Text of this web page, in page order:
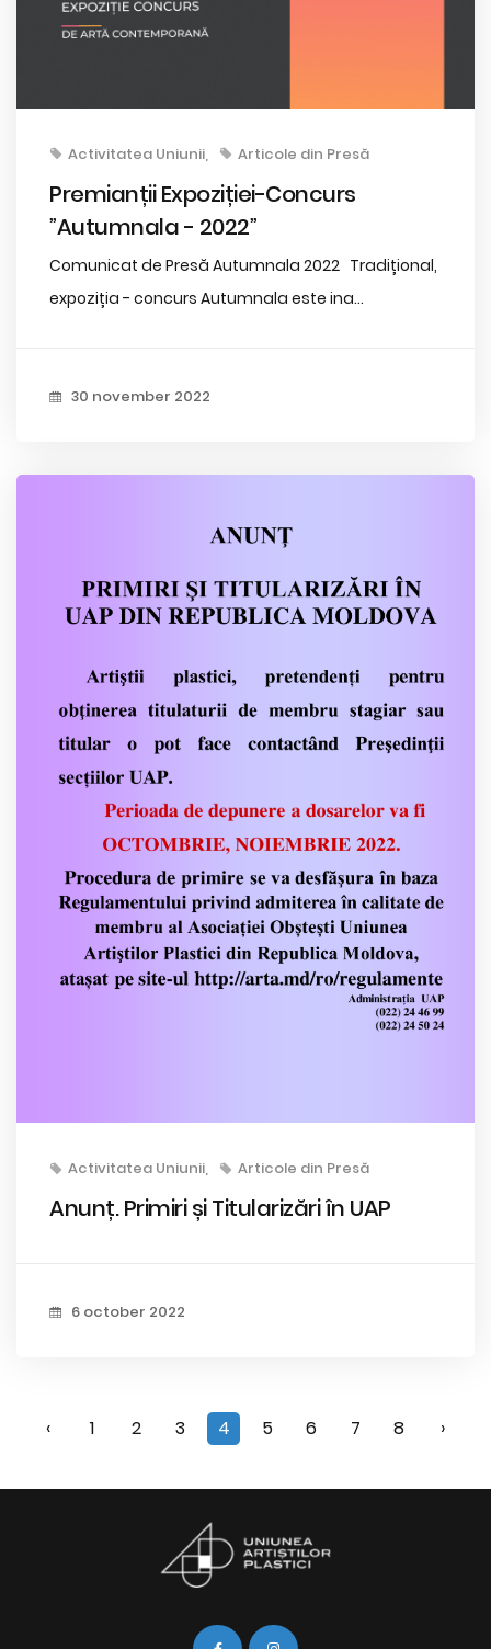
Activitatea Uniunii Articole din Presă
Premianții Expoziției-Concurs
”Autumnala - 2022”
Comunicat de Presă Autumnala 2022 Tradițional,
expoziția - concurs Autumnala este ina...
30 november 2022
Activitatea Uniunii Articole din Presă
Anunț. Primiri și Titularizări în UAP
6 october 2022
‹ 1 2 3 4 5 6 7 8 ›